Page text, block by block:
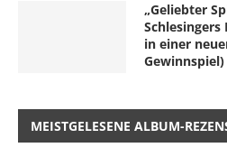
„Geliebter
Schlesingers
in einer
Gewinnspiel)
MEISTGELESENE ALBUM-